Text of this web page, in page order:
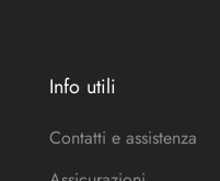
Info utili
Contatti e assistenza